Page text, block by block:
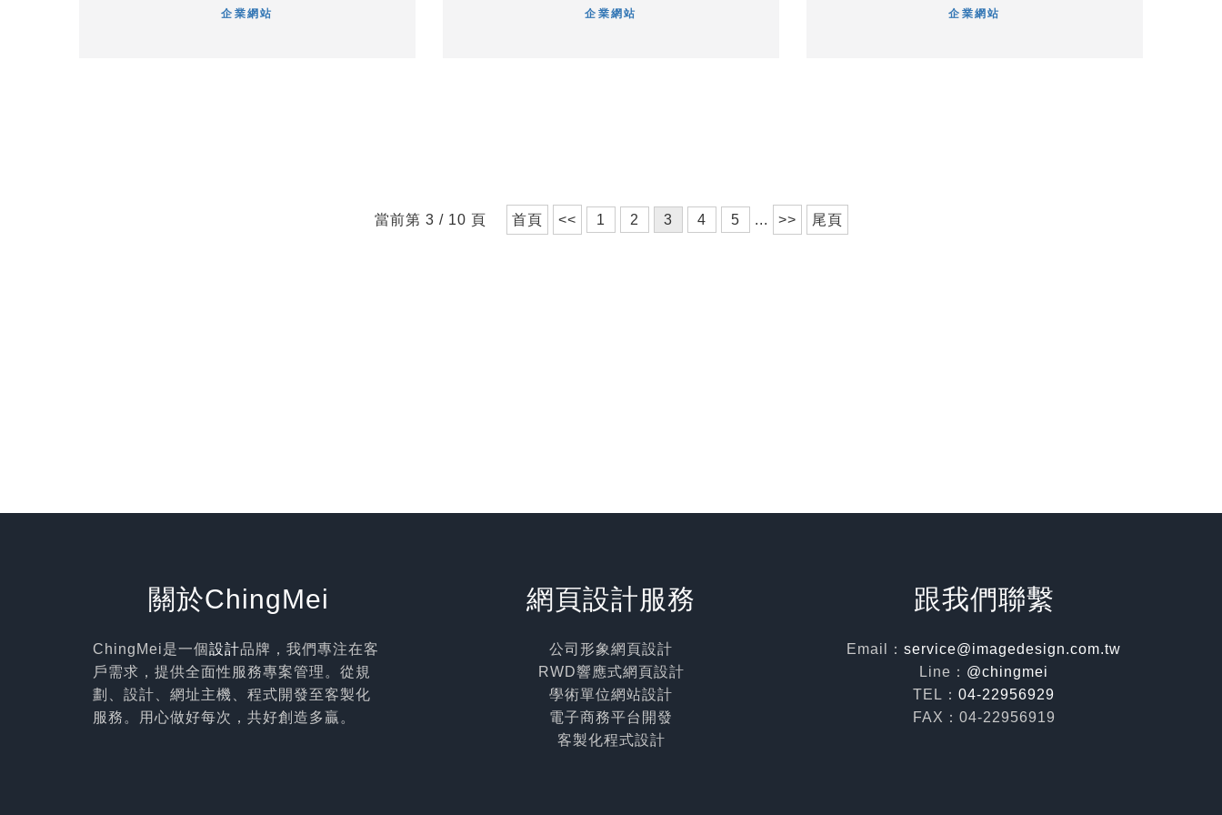
企業網站 企業網站 企業網站
當前第 3 / 10 頁 首頁 << 1 2 3 4 5 ... >> 尾頁
關於ChingMei
ChingMei是一個 設計品牌，我們專注在客
戶需求，提供全面性服務專案管理。從規
劃、設計、網址主機、程式開發至客製化
服務。用心做好每次，共好創造多贏。
網頁設計服務
公司形象網頁設計
RWD響應式網頁設計
學術單位網站設計
電子商務平台開發
客製化程式設計
跟我們聯繫
Email： service@imagedesign.com.tw
Line： @chingmei
TEL： 04-22956929
FAX：04-22956919